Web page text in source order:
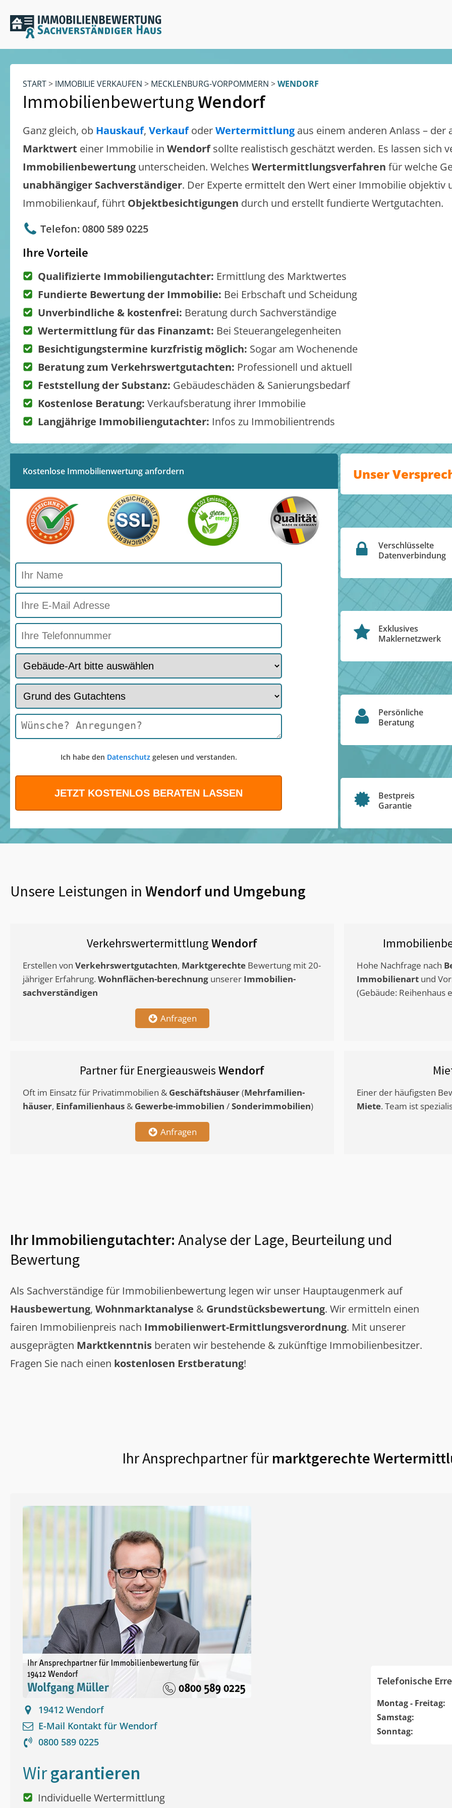
START> IMMOBILIE VERKAUFEN > MECKLENBURG-VORPOMMERN >WENDORF
ImmobilienbewertungWendorf
Ganz gleich, ob Hauskauf, VerkaufoderWertermittlung aus einem anderen Anlass – der
Marktwert einer Immobilie in Wendorf sollte realistisch geschätzt werden. Es lassen sich
Immobilienbewertung unterscheiden. Welches Wertermittlungsverfahren für welche
unabhängiger Sachverständiger. Der Experte ermittelt den Wert einer Immobilie objektiv
Immobilienkauf, führt Objektbesichtigungen durch und erstellt fundierte Wertgutachten.
Telefon: 0800 589 0225
Ihre Vorteile
Qualifizierte Immobiliengutachter: Ermittlung des Marktwertes
Fundierte Bewertung der Immobilie: Bei Erbschaft und Scheidung
Unverbindliche & kostenfrei: Beratung durch Sachverständige
Wertermittlung für das Finanzamt: Bei Steuerangelegenheiten
Besichtigungstermine kurzfristig möglich: Sogar am Wochenende
Beratung zum Verkehrswertgutachten: Professionell und aktuell
Feststellung der Substanz: Gebäudeschäden & Sanierungsbedarf
Kostenlose Beratung: Verkaufsberatung ihrer Immobilie
Langjährige Immobiliengutachter: Infos zu Immobilientrends
Kostenlose Immobilienwertung anfordern
Ich habe den Datenschutzgelesen und verstanden.
Unser
Verschlüsselte
Datenverbindung
Exklusives
Maklernetzwerk
Persönliche
Beratung
Bestpreis
Garantie
Unsere Leistungen in Wendorfund Umgebung
VerkehrswertermittlungWendorf
Erstellen von Verkehrswertgutachten, Marktgerechte Bewertung mit 20-
jähriger Erfahrung. Wohnflächen-berechnung unserer Immobilien-
sachverständigen
Anfragen
Hohe Nachfrage nach
Immobilienart und
(Gebäude: Reihenhaus
Partner für EnergieausweisWendorf
Oft im Einsatz für Privatimmobilien & Geschäftshäuser(Mehrfamilien-
häuser, Einfamilienhaus & Gewerbe-immobilien /Sonderimmobilien)
Anfragen
Einer der häufigsten
Miete. Team ist
Ihr Immobiliengutachter: Analyse der Lage, Beurteilung und
Bewertung
Als Sachverständige für Immobilienbewertung legen wir unser Hauptaugenmerk auf
Hausbewertung, Wohnmarktanalyse & Grundstücksbewertung. Wir ermitteln einen
fairen Immobilienpreis nach Immobilienwert-Ermittlungsverordnung. Mit unserer
ausgeprägten Marktkenntnis beraten wir bestehende & zukünftige Immobilienbesitzer.
Fragen Sie nach einen kostenlosen Erstberatung!
Ihr Ansprechpartner fürmarktgerechte
19412 Wendorf
E-Mail Kontakt für Wendorf
0800 589 0225
Telefonische
Montag - Freitag:
Samstag:
Sonntag:
Wirgarantieren
Individuelle Wertermittlung